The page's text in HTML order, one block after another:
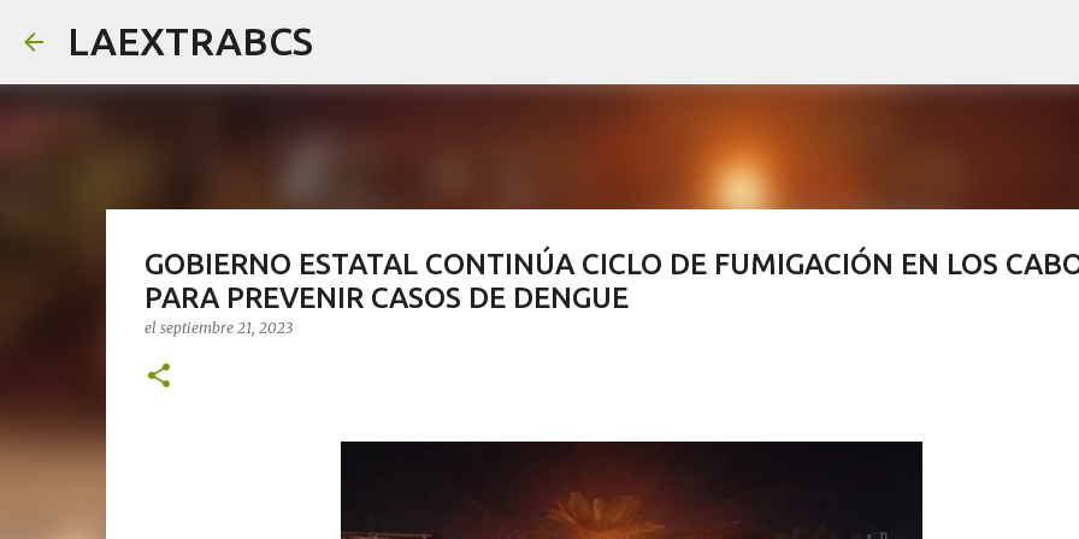
LAEXTRABCS
GOBIERNO ESTATAL CONTINÚA CICLO DE FUMIGACIÓN EN LOS
PARA PREVENIR CASOS DE DENGUE
el septiembre 21, 2023